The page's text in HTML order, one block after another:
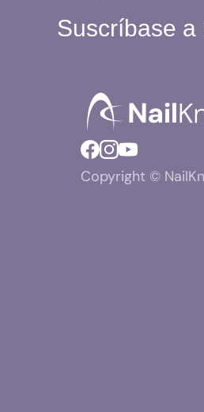
Suscríbase a
Copyright ©